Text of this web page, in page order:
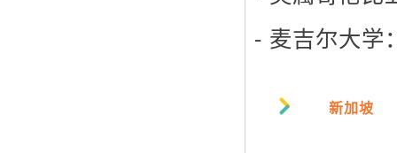
- 麦吉尔大学
新加坡